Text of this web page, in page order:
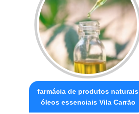
farmácia de produtos naturais
óleos essenciais Vila Carrão